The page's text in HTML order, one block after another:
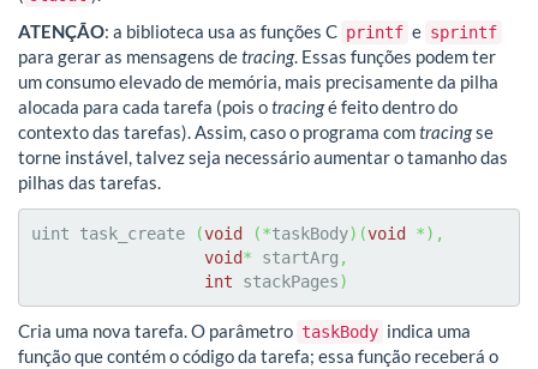
ATENÇÃO: a biblioteca usa as funções C printf e sprintf
para gerar as mensagens detracing. Essas funções podem ter
um consumo elevado de memória, mais precisamente da pilha
alocada para cada tarefa (pois otracingé feito dentro do
contexto das tarefas). Assim, caso o programa comtracingse
torne instável, talvez seja necessário aumentar o tamanho das
pilhas das tarefas.
uint task_create (void (*taskBody) (void *) ,
void* startArg ,
int stackPages)
Cria uma nova tarefa. O parâmetro taskBody indica uma
função que contém o código da tarefa; essa função receberá o